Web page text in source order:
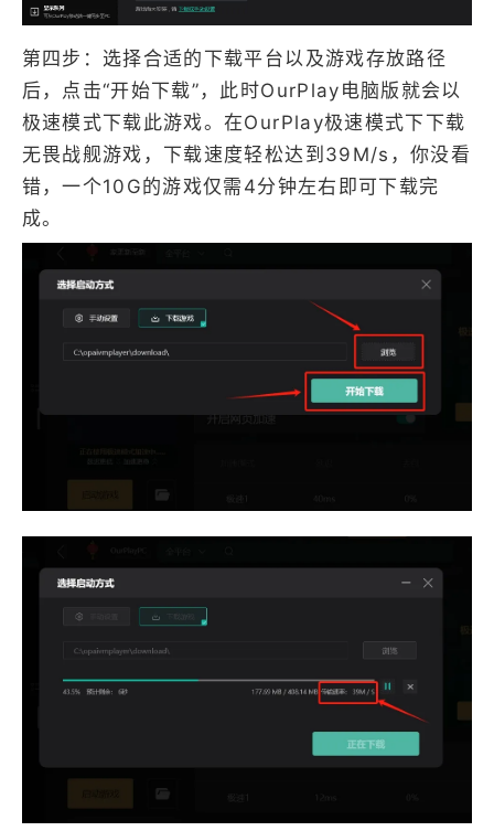
第四步：选择合适的下载平台以及游戏存放路径
后，点击“开始下载”，此时OurPlay电脑版就会以
极速模式下载此游戏。在OurPlay极速模式下下载
无畏战舰游戏，下载速度轻松达到39M/s，你没看
错，一个10G的游戏仅需4分钟左右即可下载完
成。